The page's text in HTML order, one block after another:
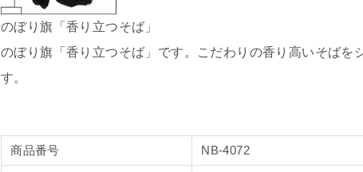
のぼり旗「香り立つそば」
のぼり旗「香り立つそば」です。こだわりの香り高いそばを
す。
商品番号 NB-4072